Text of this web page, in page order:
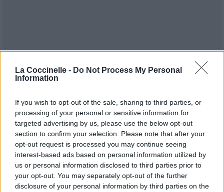
La Coccinelle - Do Not Process My Personal
Information
If you wish to opt-out of the sale, sharing to third parties, or
processing of your personal or sensitive information for
targeted advertising by us, please use the below opt-out
section to confirm your selection. Please note that after your
opt-out request is processed you may continue seeing
interest-based ads based on personal information utilized by
us or personal information disclosed to third parties prior to
your opt-out. You may separately opt-out of the further
disclosure of your personal information by third parties on the
Chanteurs : Coldplay ,Avicii
Albums : Avicii Jamais Endisqués
Paroles + Traduction Téléchargement
Vidéos